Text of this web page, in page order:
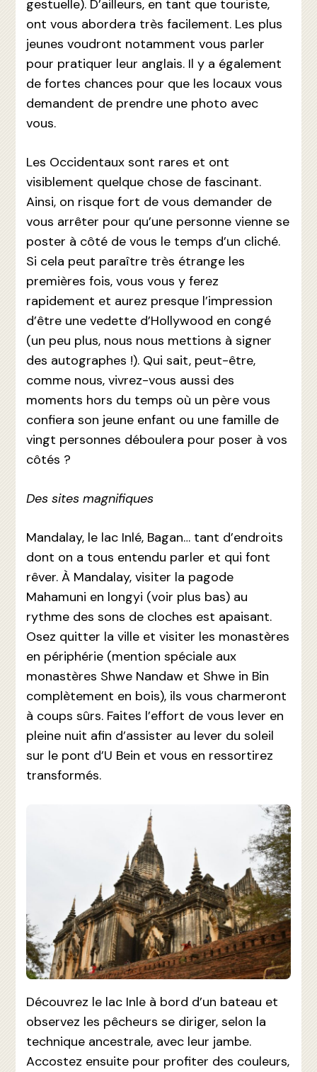
gestuelle). D’ailleurs, en tant que touriste,
ont vous abordera très facilement. Les plus
jeunes voudront notamment vous parler
pour pratiquer leur anglais. Il y a également
de fortes chances pour que les locaux vous
demandent de prendre une photo avec
vous.
Les Occidentaux sont rares et ont
visiblement quelque chose de fascinant.
Ainsi, on risque fort de vous demander de
vous arrêter pour qu’une personne vienne se
poster à côté de vous le temps d’un cliché.
Si cela peut paraître très étrange les
premières fois, vous vous y ferez
rapidement et aurez presque l’impression
d’être une vedette d’Hollywood en congé
(un peu plus, nous nous mettions à signer
des autographes !). Qui sait, peut-être,
comme nous, vivrez-vous aussi des
moments hors du temps où un père vous
confiera son jeune enfant ou une famille de
vingt personnes déboulera pour poser à vos
côtés ?
Des sites magnifiques
Mandalay, le lac Inlé, Bagan… tant d’endroits
dont on a tous entendu parler et qui font
rêver. À Mandalay, visiter la pagode
Mahamuni en longyi (voir plus bas) au
rythme des sons de cloches est apaisant.
Osez quitter la ville et visiter les monastères
en périphérie (mention spéciale aux
monastères Shwe Nandaw et Shwe in Bin
complètement en bois), ils vous charmeront
à coups sûrs. Faites l’effort de vous lever en
pleine nuit afin d’assister au lever du soleil
sur le pont d’U Bein et vous en ressortirez
transformés.
Découvrez le lac Inle à bord d’un bateau et
observez les pêcheurs se diriger, selon la
technique ancestrale, avec leur jambe.
Accostez ensuite pour profiter des couleurs,